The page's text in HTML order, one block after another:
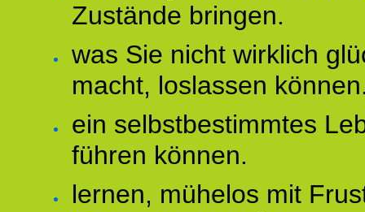
Zustände bringen.
was Sie nicht wirklich
macht, loslassen
ein selbstbestimmtes
führen können.
lernen, mühelos mit